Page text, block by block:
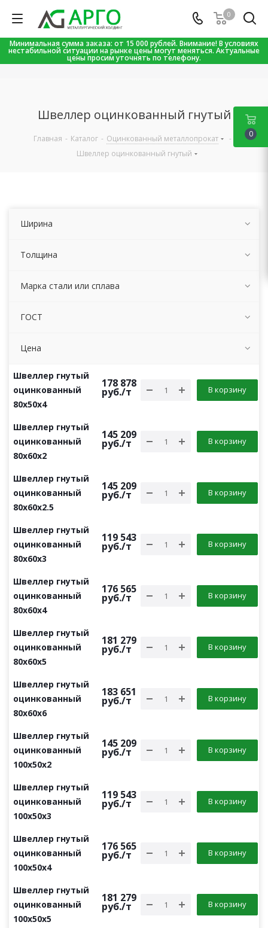
Минимальная сумма заказа: от 15 000 рублей. Внимание! В условиях
нестабильной ситуации на рынке цены могут меняться. Актуальные
цены просим уточнять по телефону.
0
Швеллер оцинкованный гнутый
Главная - Каталог - Оцинкованный металлопрокат
-
Швеллер оцинкованный гнутый
Ширина
Толщина
Марка стали или сплава
ГОСТ
Цена
Швеллер гнутый
оцинкованный
80х50х4
178 878
руб./т В корзину
Швеллер гнутый
оцинкованный
80х60х2
145 209
руб./т В корзину
Швеллер гнутый
оцинкованный
80х60х2.5
145 209
руб./т В корзину
Швеллер гнутый
оцинкованный
80х60х3
119 543
руб./т В корзину
Швеллер гнутый
оцинкованный
80х60х4
176 565
руб./т В корзину
Швеллер гнутый
оцинкованный
80х60х5
181 279
руб./т В корзину
Швеллер гнутый
оцинкованный
80х60х6
183 651
руб./т В корзину
Швеллер гнутый
оцинкованный
100х50х2
145 209
руб./т В корзину
Швеллер гнутый
оцинкованный
100х50х3
119 543
руб./т В корзину
Швеллер гнутый
оцинкованный
100х50х4
176 565
руб./т В корзину
Швеллер гнутый
оцинкованный
100х50х5
181 279
руб./т В корзину
0